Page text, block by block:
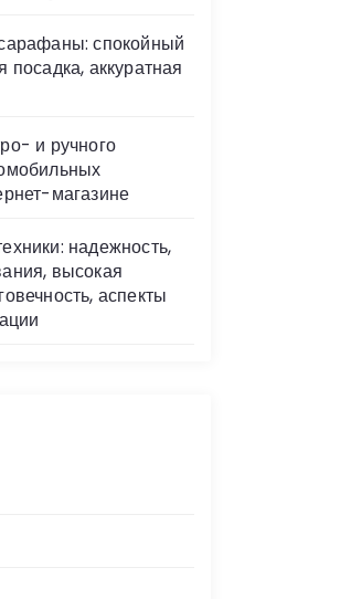
спокойный
посадка, аккуратная
и ручного
магазине
надежность,
высокая
аспекты